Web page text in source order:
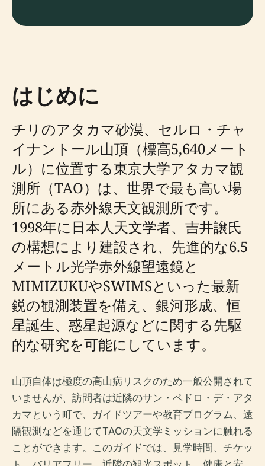
はじめに
チリのアタカマ砂漠、セルロ・チャ
イナントール山頂（標高5,640メート
ル）に位置する東京大学アタカマ観
測所（TAO）は、世界で最も高い場
所にある赤外線天文観測所です。
1998年に日本人天文学者、吉井譲氏
の構想により建設され、先進的な6.5
メートル光学赤外線望遠鏡と
MIMIZUKUやSWIMSといった最新
鋭の観測装置を備え、銀河形成、恒
星誕生、惑星起源などに関する先駆
的な研究を可能にしています。
山頂自体は極度の高山病リスクのため一般公開されて
いませんが、訪問者は近隣のサン・ペドロ・デ・アタ
カマという町で、ガイドツアーや教育プログラム、遠
隔観測などを通じてTAOの天文学ミッションに触れる
ことができます。このガイドでは、見学時間、チケッ